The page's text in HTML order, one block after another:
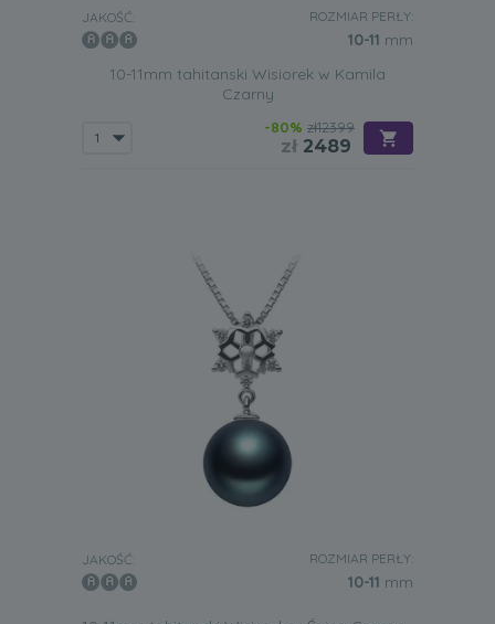
JAKOŚĆ: ROZMIAR PERŁY:
10-11 mm
10-11mm tahitanski Wisiorek w Kamila
Czarny
-80% zł12399
zł 2489
JAKOŚĆ: ROZMIAR PERŁY:
10-11 mm